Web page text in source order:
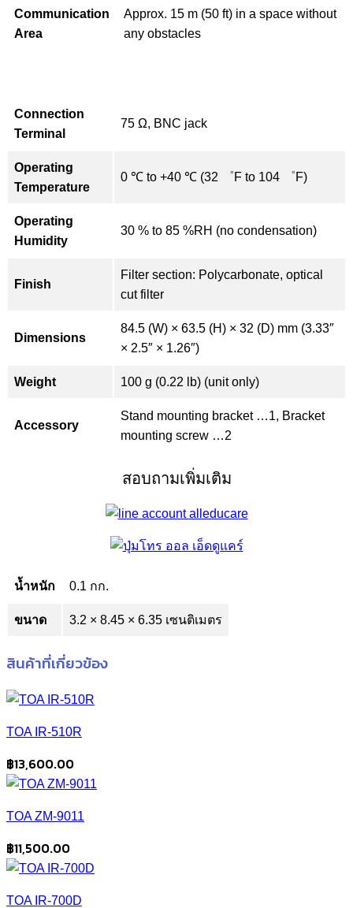
Communication
Area
Approx. 15 m (50 ft) in a space without
any obstacles
Connection
Terminal
75 Ω, BNC jack
Operating
Temperature
0 ℃ to +40 ℃ (32 ゜F to 104 ゜F)
Operating
Humidity
30 % to 85 %RH (no condensation)
Finish
Filter section: Polycarbonate, optical
cut filter
Dimensions
84.5 (W) × 63.5 (H) × 32 (D) mm (3.33″
× 2.5″ × 1.26″)
Weight 100 g (0.22 lb) (unit only)
Accessory
Stand mounting bracket …1, Bracket
mounting screw …2
สอบถามเพิ่มเติม
น้ำหนัก 0.1 กก.
ขนาด 3.2 × 8.45 × 6.35 เซนติเมตร
สินค้าที่เกี่ยวข้อง
TOA IR-510R
฿13,600.00
TOA ZM-9011
฿11,500.00
TOA IR-700D